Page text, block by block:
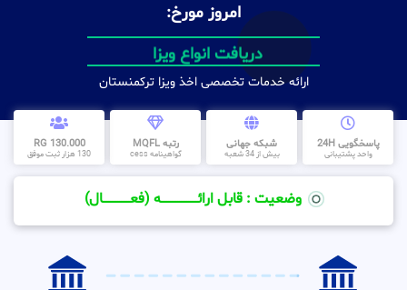
امروز مورخ:
دریافت انواع ویزا
ارائه خدمات تخصصی اخذ ویزا ترکمنستان
پاسخگویی 24H
واحد پشتیبانی
شبکه جهانی
بیش از 34 شعبه
رتبه MQFL
گواهینامه cess
130.000 RG
130 هزار ثبت موفق
وضعیت : قابل ارائــــــــــــــــــــه (فعـــــــــــــــال)